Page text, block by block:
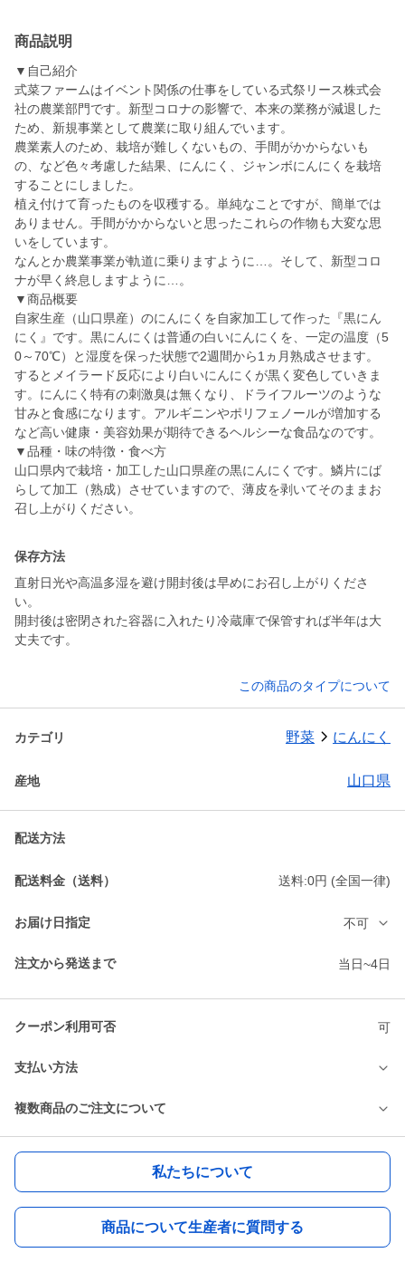
商品説明
▼自己紹介
式菜ファームはイベント関係の仕事をしている式祭リース株式会
社の農業部門です。新型コロナの影響で、本来の業務が減退した
ため、新規事業として農業に取り組んでいます。
農業素人のため、栽培が難しくないもの、手間がかからないも
の、など色々考慮した結果、にんにく、ジャンボにんにくを栽培
することにしました。
植え付けて育ったものを収穫する。単純なことですが、簡単では
ありません。手間がかからないと思ったこれらの作物も大変な思
いをしています。
なんとか農業事業が軌道に乗りますように…。そして、新型コロ
ナが早く終息しますように…。
▼商品概要
自家生産（山口県産）のにんにくを自家加工して作った『黒にん
にく』です。黒にんにくは普通の白いにんにくを、一定の温度（5
0～70℃）と湿度を保った状態で2週間から1ヵ月熟成させます。
するとメイラード反応により白いにんにくが黒く変色していきま
す。にんにく特有の刺激臭は無くなり、ドライフルーツのような
甘みと食感になります。アルギニンやポリフェノールが増加する
など高い健康・美容効果が期待できるヘルシーな食品なのです。
▼品種・味の特徴・食べ方
山口県内で栽培・加工した山口県産の黒にんにくです。鱗片にば
らして加工（熟成）させていますので、薄皮を剥いてそのままお
召し上がりください。
保存方法
直射日光や高温多湿を避け開封後は早めにお召し上がりくださ
い。
開封後は密閉された容器に入れたり冷蔵庫で保管すれば半年は大
丈夫です。
この商品のタイプについて
カテゴリ 野菜 にんにく
産地 山口県
配送方法
配送料金（送料） 送料:0円 (全国一律)
お届け日指定 不可
注文から発送まで 当日~4日
クーポン利用可否 可
支払い方法
複数商品のご注文について
私たちについて
商品について生産者に質問する